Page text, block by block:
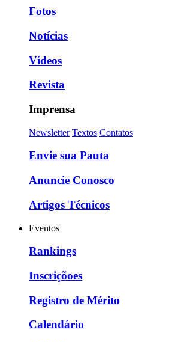
Fotos
Notícias
Vídeos
Revista
Imprensa
Newsletter Textos Contatos
Envie sua Pauta
Anuncie Conosco
Artigos Técnicos
Eventos
Rankings
Inscriçõoes
Registro de Mérito
Calendário